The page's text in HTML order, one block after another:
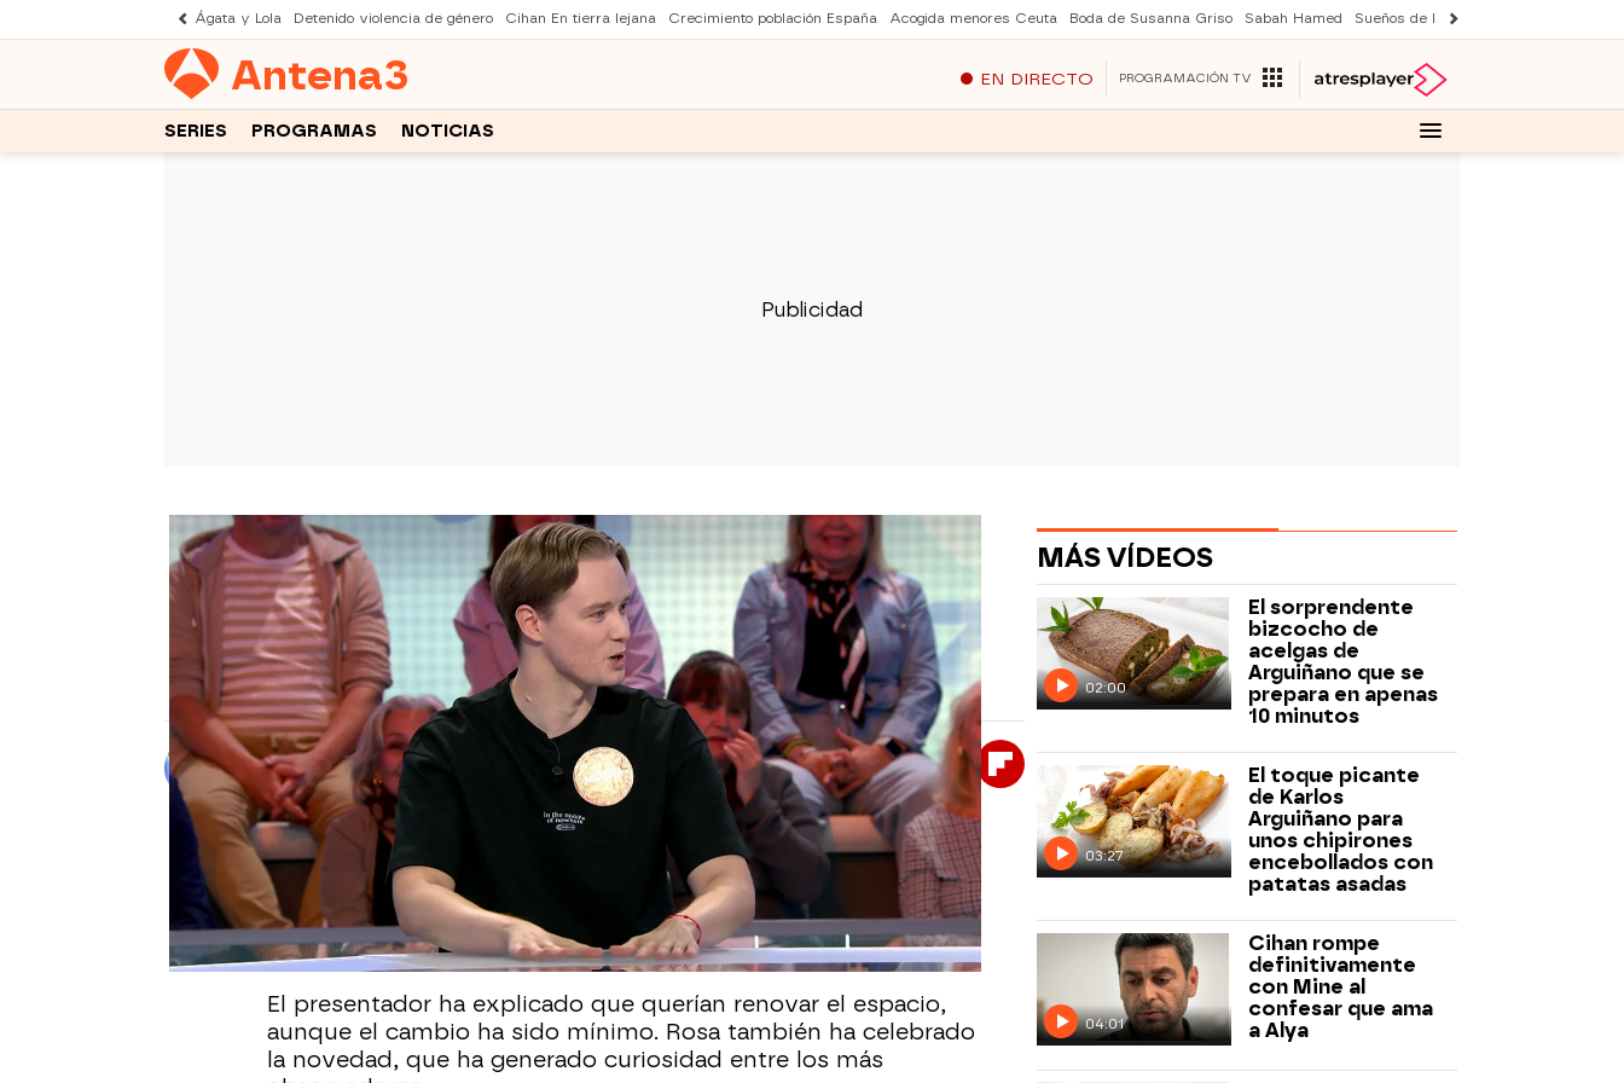
Ágata y Lola Detenido violencia de género Cihan En tierra lejana Crecimiento población España Acogida menores Ceuta Boda de Susanna Griso Sabah Hamed Sueños de libertad
Antena3 EN DIRECTO PROGRAMACIÓN TV
SERIES PROGRAMAS NOTICIAS
PASAPALABRA
Manu detecta un sutil cambio en el plató de Pasapalabra:
¡se ha renovado!
El concursante ha sido el primero en notar un pequeño detalle en la decoración del plató,
que ha pasado desapercibido para la mayoría de invitados y espectadores.
Alberto Mendo
Publicado:19 de septiembre de 2025, 09:00
WhatsappFacebook Flipboard
Durante el arranque del programa, Manu ha señalado un
cambio en el plató de
que ha calificado como
“increíble”. Roberto Leal ha confirmado que se trata de un
toque decorativo sutil.
El presentador ha explicado que querían renovar el espacio,
aunque el cambio ha sido mínimo. Rosa también ha celebrado
la novedad, que ha generado curiosidad entre los más
MÁS VÍDEOS
02:00
El sorprendente
bizcocho de
acelgas de
Arguiñano que se
prepara en apenas
10 minutos
03:27
El toque picante
de Karlos
Arguiñano para
unos chipirones
encebollados con
patatas asadas
04:01
Cihan rompe
definitivamente
con Mine al
confesar que ama
a Alya